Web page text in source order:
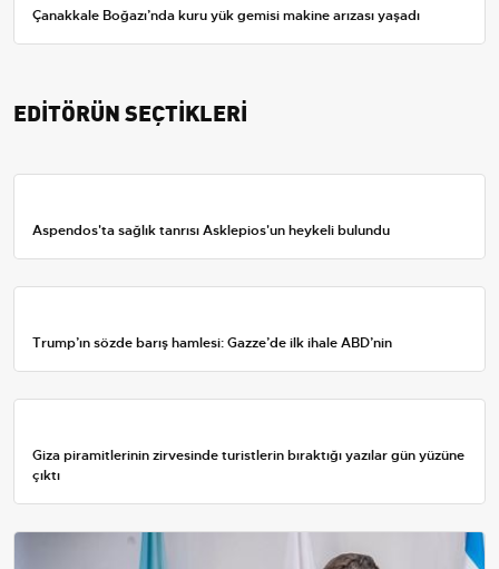
Çanakkale Boğazı’nda kuru yük gemisi makine arızası yaşadı
EDİTÖRÜN SEÇTİKLERİ
Aspendos'ta sağlık tanrısı Asklepios'un heykeli bulundu
Trump’ın sözde barış hamlesi: Gazze’de ilk ihale ABD’nin
Giza piramitlerinin zirvesinde turistlerin bıraktığı yazılar gün yüzüne
çıktı